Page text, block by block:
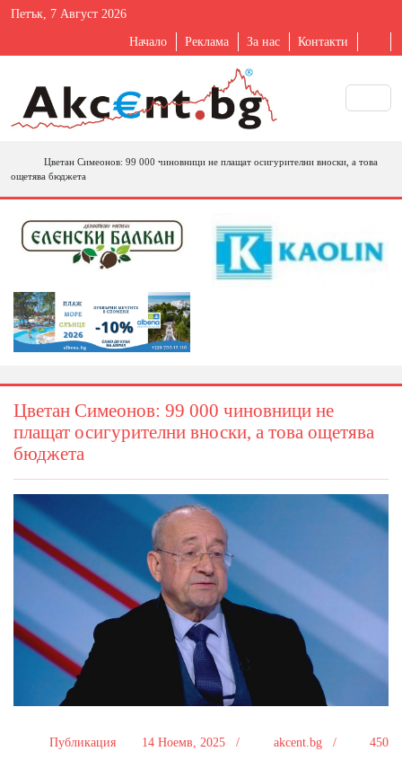
Петък, 7 Август 2026
Начало Реклама За нас Контакти
Цветан Симеонов: 99 000 чиновници не плащат осигурителни вноски, а това
ощетява бюджета
Цветан Симеонов: 99 000 чиновници не
плащат осигурителни вноски, а това ощетява
бюджета
Публикация 14 Ноемв, 2025 / akcent.bg / 450